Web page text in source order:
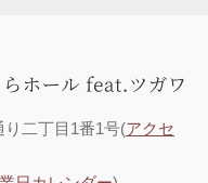
り二丁目1番1号(アクセ